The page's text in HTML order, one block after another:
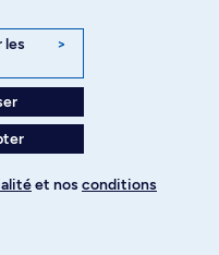
sur
l’UdeM
les
>
et nos conditions